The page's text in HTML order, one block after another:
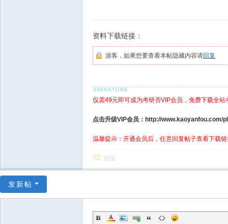
资料下载链接：
游客，如果您要查看本帖隐藏内容请回复
仅需49元即可成为考研否VIP会员，免费下载全站
点击升级VIP会员：http://www.kaoyanfou.com/
温馨提示：开通会员后，任意回复帖子查看下载
回复
发新帖